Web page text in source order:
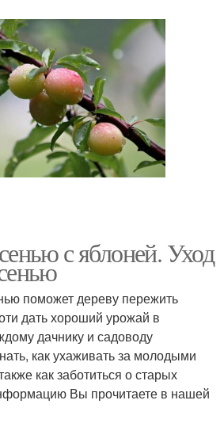
с яблоней. Уход
поможет дереву пережить
дать хороший урожай в
дачнику и садоводу
как ухаживать за молодыми
как заботиться о старых
Вы прочитаете в нашей